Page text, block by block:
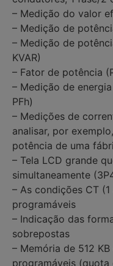
– Medição do valor
– Medição de
– Medição de
KVAR)
– Fator de potência
– Medição de
PFh)
– Medições de
analisar, por
potência de uma
– Tela LCD grande
simultaneamente
– As condições CT
programáveis
– Indicação das
sobrepostas
– Memória de 512
programáveis